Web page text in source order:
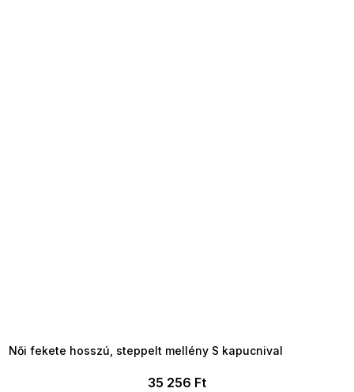
Női fekete hosszú, steppelt mellény S kapucnival
35 256 Ft